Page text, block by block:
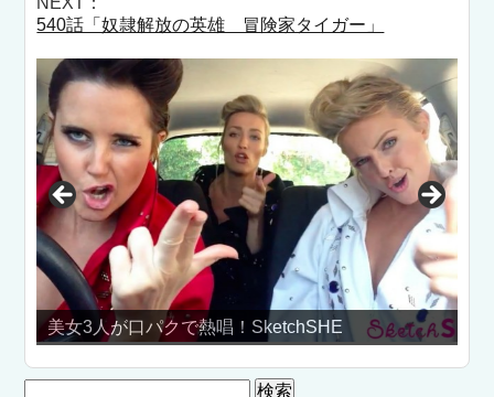
540話「奴隷解放の英雄 冒険家タイガー」
SketchSHE 小嶋陽菜のパンチラ動画！